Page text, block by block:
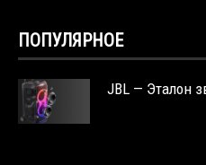
ПОПУЛЯРНОЕ
JBL — Эталон